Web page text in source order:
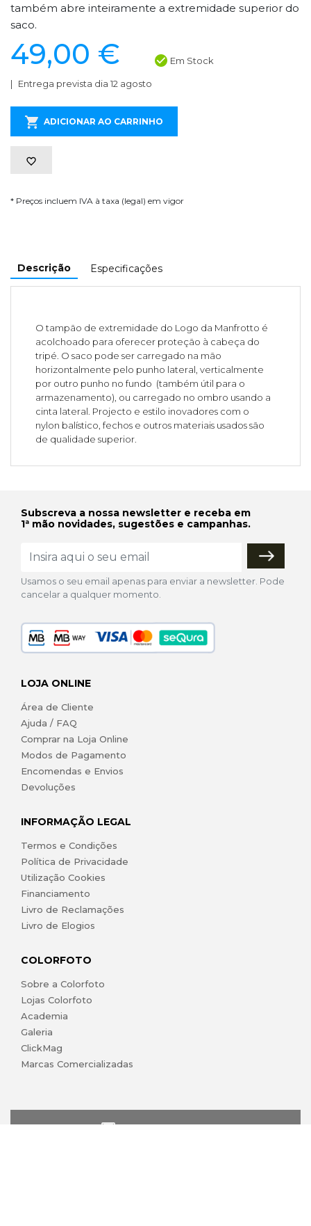
também abre inteiramente a extremidade superior do
saco.
49,00 € Em Stock
Entrega prevista dia 12 agosto
ADICIONAR AO CARRINHO
* Preços incluem IVA à taxa (legal) em vigor
Descrição Especificações
O tampão de extremidade do Logo da Manfrotto é
acolchoado para oferecer proteção à cabeça do
tripé. O saco pode ser carregado na mão
horizontalmente pelo punho lateral, verticalmente
por outro punho no fundo (também útil para o
armazenamento), ou carregado no ombro usando a
cinta lateral. Projecto e estilo inovadores com o
nylon balístico, fechos e outros materiais usados são
de qualidade superior.
Subscreva a nossa newsletter e receba em
1ª mão novidades, sugestões e campanhas.
Usamos o seu email apenas para enviar a newsletter. Pode
cancelar a qualquer momento.
LOJA ONLINE
Área de Cliente
Ajuda / FAQ
Comprar na Loja Online
Modos de Pagamento
Encomendas e Envios
Devoluções
INFORMAÇÃO LEGAL
Termos e Condições
Política de Privacidade
Utilização Cookies
Financiamento
Livro de Reclamações
Livro de Elogios
COLORFOTO
Sobre a Colorfoto
Lojas Colorfoto
Academia
Galeria
ClickMag
Marcas Comercializadas
lojaonline@colorfoto.pt